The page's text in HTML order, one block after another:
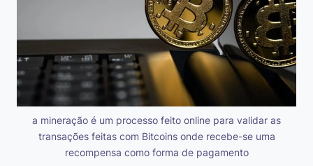
a mineração é um processo feito online para validar as
transações feitas com Bitcoins onde recebe-se uma
recompensa como forma de pagamento